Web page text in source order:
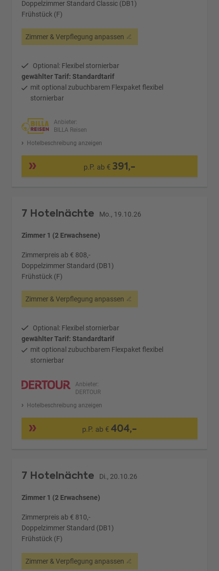
Doppelzimmer Standard Classic (DB1)
Frühstück (F)
Zimmer & Verpflegung anpassen
Optional: Flexibel stornierbar
gewählter Tarif: Standardtarif
mit optional zubuchbarem Flexpaket flexibel
stornierbar
Anbieter:
BILLA Reisen
Hotelbeschreibung anzeigen
p.P. ab € 391,-
7 Hotelnächte Mo., 19.10.26
Zimmer 1 (2 Erwachsene)
Zimmerpreis ab € 808,-
Doppelzimmer Standard (DB1)
Frühstück (F)
Zimmer & Verpflegung anpassen
Optional: Flexibel stornierbar
gewählter Tarif: Standardtarif
mit optional zubuchbarem Flexpaket flexibel
stornierbar
Anbieter:
DERTOUR
Hotelbeschreibung anzeigen
p.P. ab € 404,-
7 Hotelnächte Di., 20.10.26
Zimmer 1 (2 Erwachsene)
Zimmerpreis ab € 810,-
Doppelzimmer Standard (DB1)
Frühstück (F)
Zimmer & Verpflegung anpassen